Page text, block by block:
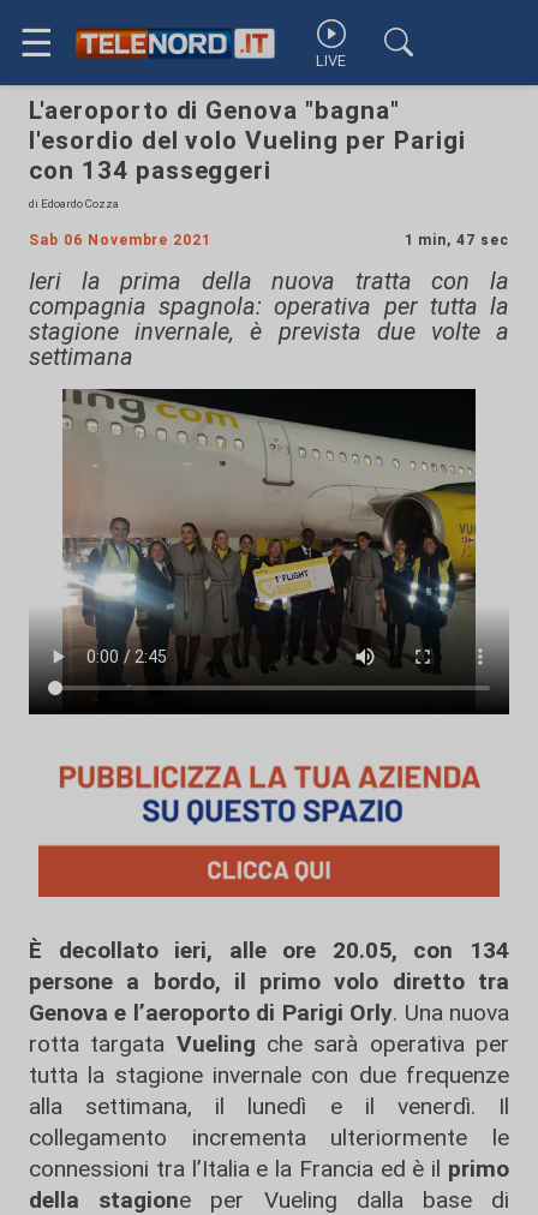
☰ LIVE
L'aeroporto di Genova "bagna"
l'esordio del volo Vueling per Parigi
con 134 passeggeri
di Edoardo Cozza
Sab 06 Novembre 2021 1 min, 47 sec
Ieri la prima della nuova tratta con la
compagnia spagnola: operativa per tutta la
stagione invernale, è prevista due volte a
settimana
È decollato ieri, alle ore 20.05, con 134
persone a bordo, il primo volo diretto tra
Genova e l’aeroporto di Parigi Orly. Una nuova
rotta targata Vueling che sarà operativa per
tutta la stagione invernale con due frequenze
alla settimana, il lunedì e il venerdì. Il
collegamento incrementa ulteriormente le
connessioni tra l’Italia e la Francia ed è il primo
della stagione per Vueling dalla base di